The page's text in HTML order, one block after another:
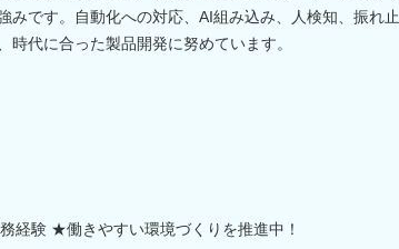
みです。自動化への対応、AI組み込み、人検知、振れ止
代に合った製品開発に努めています。
経験 ★働きやすい環境づくりを推進中！